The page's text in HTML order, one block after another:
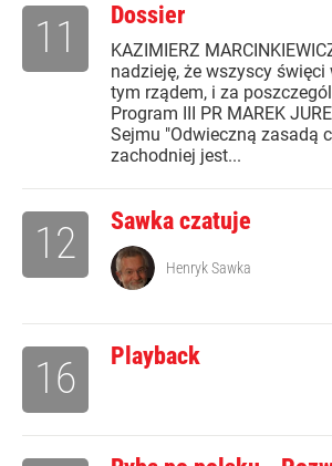
Dossier
KAZIMIERZ
nadzieję, że wszyscy
tym rządem, i za
Program III PR MAREK
Sejmu "Odwieczną zasadą
zachodniej jest...
11
Sawka czatuje
12 Henryk Sawka
Playback
16